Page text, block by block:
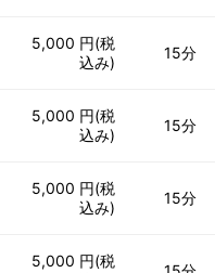
5,000 円(税
込み)
15分
5,000 円(税
込み)
15分
5,000 円(税
込み)
15分
5,000 円(税